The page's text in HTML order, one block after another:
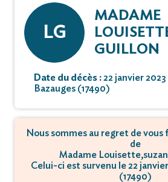
LG
MADAME
GUILLON
Date du décès :22 janvier 2023
Bazauges (17490)
Nous sommes au regret de vous
de
Madame
Celui-ci est survenu le 22
(17490)